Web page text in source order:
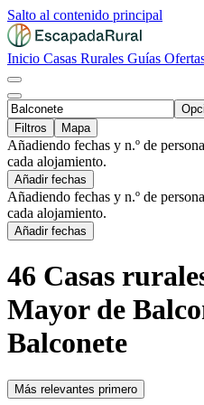
Salto al contenido principal
Inicio Casas Rurales Guías
Filtros
Mapa
Añadiendo fechas y n.º de
cada alojamiento.
Añadir fechas
Añadiendo fechas y n.º de
cada alojamiento.
Añadir fechas
46 Casas
Mayor de
Balconete
Más relevantes primero